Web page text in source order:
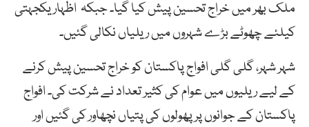
ملک بھر میں خراج تحسین پیش کیا گیا۔ جبکہ اظہار یکجہتی
کیلئے چھوٹے بڑے شہروں میں ریلیاں نکالی گئیں۔
شہر شہر، گلی گلی افواج پاکستان کو خراج تحسین پیش کرنے
کے لیے ریلیوں میں عوام کی کثیر تعداد نے شرکت کی۔ افواج
پاکستان کے جوانوں پر پھولوں کی پتیاں نچھاور کی گئیں اور